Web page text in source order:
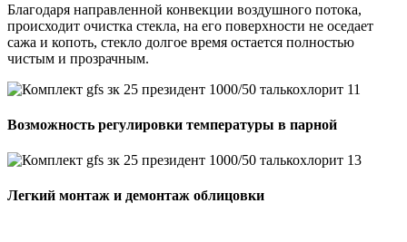
Благодаря направленной конвекции воздушного потока,
происходит очистка стекла, на его поверхности не оседает
сажа и копоть, стекло долгое время остается полностью
чистым и прозрачным.
Возможность регулировки температуры в парной
Легкий монтаж и демонтаж облицовки